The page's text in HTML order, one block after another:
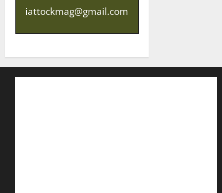
iattockmag@gmail.com